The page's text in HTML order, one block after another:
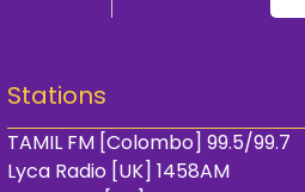
Stations
TAMIL FM [Colombo] 99.5/99.7
Lyca Radio [UK] 1458AM